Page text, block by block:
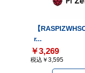
【
r...
￥3,269
税込￥3,595